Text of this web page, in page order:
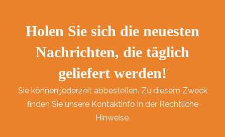
Holen Sie sich die neuesten
Nachrichten, die täglich
geliefert werden!
Sie können jederzeit abbestellen. Zu diesem Zweck
finden Sie unsere Kontaktinfo in der Rechtliche
Hinweise.